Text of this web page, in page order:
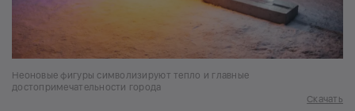
Неоновые фигуры символизируют тепло и главные
достопримечательности города
Скачать